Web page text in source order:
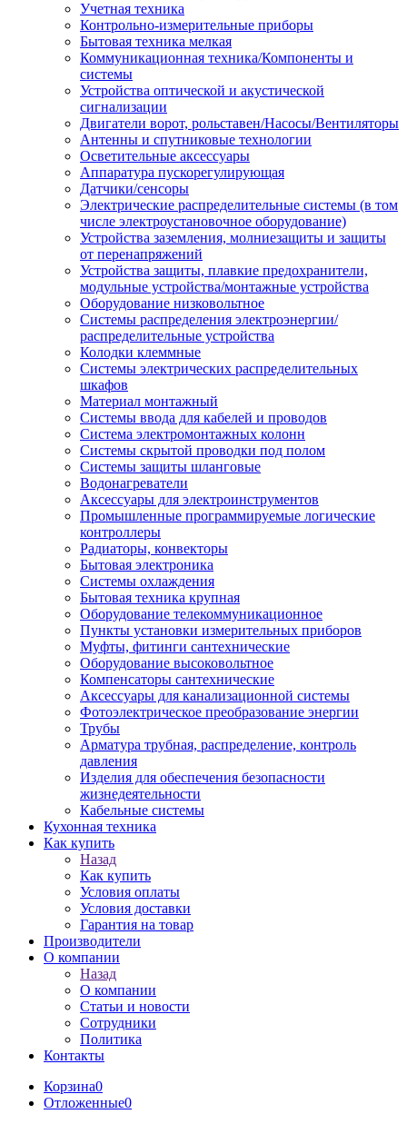
Учетная техника
Контрольно-измерительные приборы
Бытовая техника мелкая
Коммуникационная техника/Компоненты и
системы
Устройства оптической и акустической
сигнализации
Двигатели ворот, рольставен/Насосы/Вентиляторы
Антенны и спутниковые технологии
Осветительные аксессуары
Аппаратура пускорегулирующая
Датчики/сенсоры
Электрические распределительные системы (в том
числе электроустановочное оборудование)
Устройства заземления, молниезащиты и защиты
от перенапряжений
Устройства защиты, плавкие предохранители,
модульные устройства/монтажные устройства
Оборудование низковольтное
Системы распределения электроэнергии/
распределительные устройства
Колодки клеммные
Системы электрических распределительных
шкафов
Материал монтажный
Системы ввода для кабелей и проводов
Система электромонтажных колонн
Системы скрытой проводки под полом
Системы защиты шланговые
Водонагреватели
Аксессуары для электроинструментов
Промышленные программируемые логические
контроллеры
Радиаторы, конвекторы
Бытовая электроника
Системы охлаждения
Бытовая техника крупная
Оборудование телекоммуникационное
Пункты установки измерительных приборов
Муфты, фитинги сантехнические
Оборудование высоковольтное
Компенсаторы сантехнические
Аксессуары для канализационной системы
Фотоэлектрическое преобразование энергии
Трубы
Арматура трубная, распределение, контроль
давления
Изделия для обеспечения безопасности
жизнедеятельности
Кабельные системы
Кухонная техника
Как купить
Назад
Как купить
Условия оплаты
Условия доставки
Гарантия на товар
Производители
О компании
Назад
О компании
Статьи и новости
Сотрудники
Политика
Контакты
Корзина0
Отложенные0